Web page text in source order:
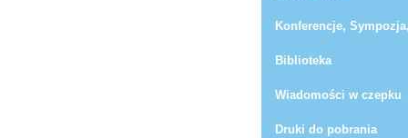
Konferencje,
Biblioteka
Wiadomości w czepku
Druki do pobrania